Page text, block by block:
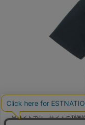
当サイトでは、サイトの利便